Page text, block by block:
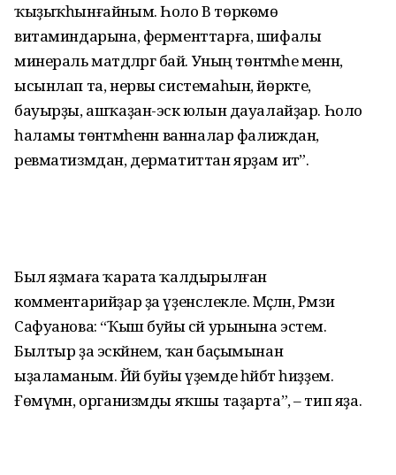
ҡыҙыҡһынғайным. Һоло В төркөмө
витаминдарына, ферменттарға, шифалы
минераль матдәләргә бай. Уның төнәтмәһе менән,
ысынлап та, нервы системаһын, йөрәкте,
бауырҙы, ашҡаҙан-эсәк юлын дауалайҙар. Һоло
һаламы төнәтмәһенән ванналар фалиждан,
ревматизмдан, дерматиттан ярҙам итә”.
Был яҙмаға ҡарата ҡалдырылған
комментарийҙар ҙа үҙенсәлекле. Мәҫәлән, Рәмзиә
Сафуанова: “Ҡыш буйы сәй урынына эстем.
Былтыр ҙа эскәйнем, ҡан баҫымынан
ыҙаламаным. Йәй буйы үҙемде һәйбәт һиҙҙем.
Ғөмүмән, организмды яҡшы таҙарта”, – тип яҙа.